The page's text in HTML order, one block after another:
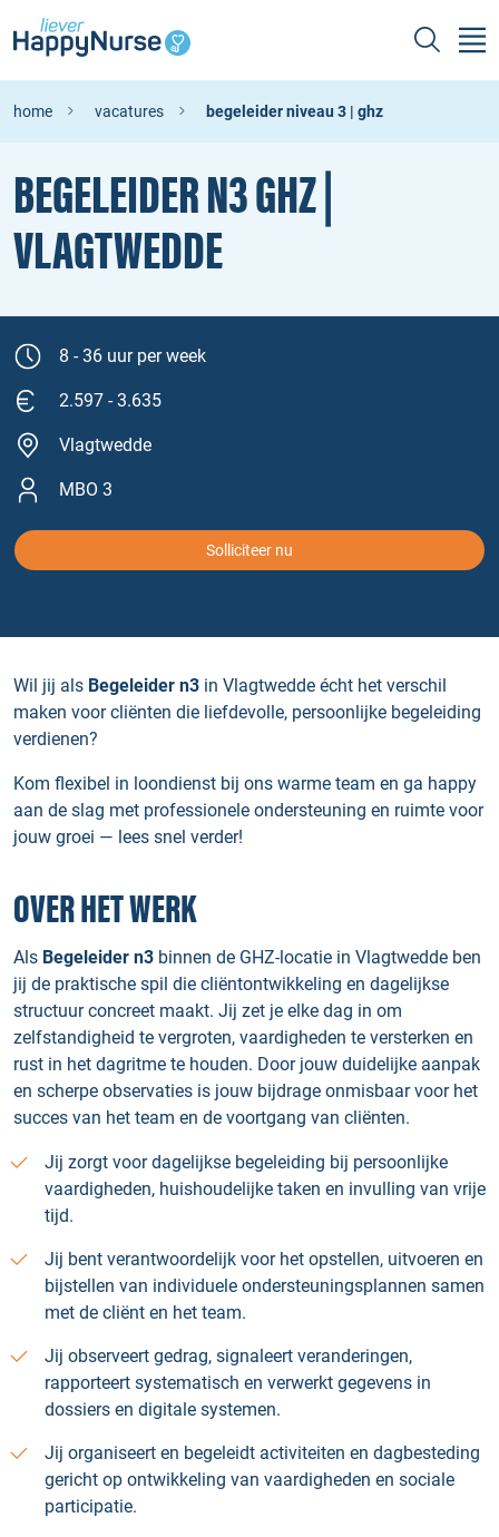
home vacatures begeleider niveau 3 | ghz
BEGELEIDER N3 GHZ |
VLAGTWEDDE
8 - 36 uur per week
2.597 - 3.635
Vlagtwedde
MBO 3
Solliciteer nu
Wil jij als Begeleider n3 in Vlagtwedde écht het verschil
maken voor cliënten die liefdevolle, persoonlijke begeleiding
verdienen?
Kom flexibel in loondienst bij ons warme team en ga happy
aan de slag met professionele ondersteuning en ruimte voor
jouw groei — lees snel verder!
OVER HET WERK
Als Begeleider n3 binnen de GHZ-locatie in Vlagtwedde ben
jij de praktische spil die cliëntontwikkeling en dagelijkse
structuur concreet maakt. Jij zet je elke dag in om
zelfstandigheid te vergroten, vaardigheden te versterken en
rust in het dagritme te houden. Door jouw duidelijke aanpak
en scherpe observaties is jouw bijdrage onmisbaar voor het
succes van het team en de voortgang van cliënten.
Jij zorgt voor dagelijkse begeleiding bij persoonlijke
vaardigheden, huishoudelijke taken en invulling van vrije
tijd.
Jij bent verantwoordelijk voor het opstellen, uitvoeren en
bijstellen van individuele ondersteuningsplannen samen
met de cliënt en het team.
Jij observeert gedrag, signaleert veranderingen,
rapporteert systematisch en verwerkt gegevens in
dossiers en digitale systemen.
Jij organiseert en begeleidt activiteiten en dagbesteding
gericht op ontwikkeling van vaardigheden en sociale
participatie.